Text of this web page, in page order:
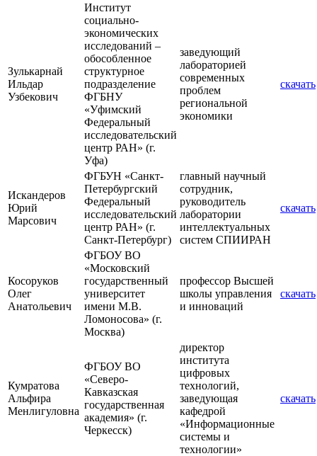
Зулькарнай
Ильдар
Узбекович
Институт
социально-
экономических
исследований –
обособленное
структурное
подразделение
ФГБНУ
«Уфимский
Федеральный
исследовательский
центр РАН» (г.
Уфа)
заведующий
лабораторией
современных
проблем
региональной
экономики
скачать
Искандеров
Юрий
Марсович
ФГБУН «Санкт-
Петербургский
Федеральный
исследовательский
центр РАН» (г.
Санкт-Петербург)
главный научный
сотрудник,
руководитель
лаборатории
интеллектуальных
систем СПИИРАН
скачать
Косоруков
Олег
Анатольевич
ФГБОУ ВО
«Московский
государственный
университет
имени М.В.
Ломоносова» (г.
Москва)
профессор Высшей
школы управления
и инноваций
скачать
Кумратова
Альфира
Менлигуловна
ФГБОУ ВО
«Северо-
Кавказская
государственная
академия» (г.
Черкесск)
директор
института
цифровых
технологий,
заведующая
кафедрой
«Информационные
системы и
технологии»
скачать